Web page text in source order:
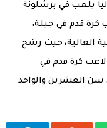
يلعب في برشلونة
كرة قدم في جيلة،
العالية، حيث رشح
كرة قدم في
سن العشرين والواحد